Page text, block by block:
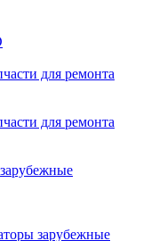
для ремонта
для ремонта
зарубежные